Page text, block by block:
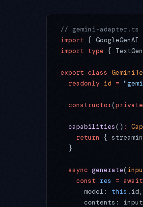
// gemini-adapter.ts —
import {
import type {
export class
  readonly
id =
  constructor
(private
  capabilities
() :
    return
{
  }
  async
generate(
    const
res = await
      model:
this .id,
contents: